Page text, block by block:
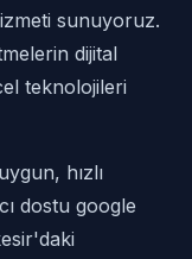
sunuyoruz.
dijital
teknolojileri
hızlı
dostu google